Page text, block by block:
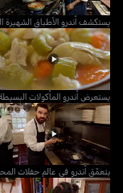
يستكشف أندرو الأطباق الشهيرة
يستعرض أندرو المأكولات
يتعمّق أندرو في عالم حفلات